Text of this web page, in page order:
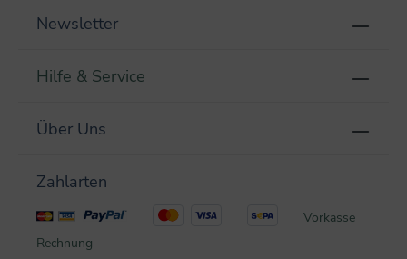
Newsletter
Hilfe & Service
Über Uns
Zahlarten
Vorkasse
Rechnung